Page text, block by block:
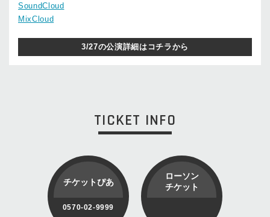
SoundCloud
MixCloud
3/27の公演詳細はコチラから
TICKET INFO
チケットぴあ
0570-02-9999
ローソン
チケット